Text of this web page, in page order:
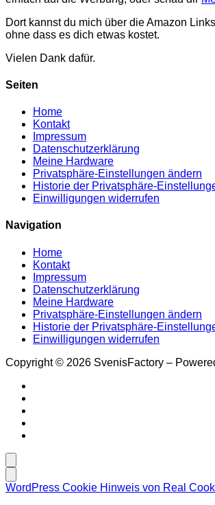
Dort kannst du mich über die Amazon
ohne dass es dich etwas kostet.
Vielen Dank dafür.
Seiten
Home
Kontakt
Impressum
Datenschutzerklärung
Meine Hardware
Privatsphäre-Einstellungen ändern
Historie der Privatsphäre-
Einwilligungen widerrufen
Navigation
Home
Kontakt
Impressum
Datenschutzerklärung
Meine Hardware
Privatsphäre-Einstellungen ändern
Historie der Privatsphäre-
Einwilligungen widerrufen
Copyright © 2026 SvenisFactory –
WordPress Cookie Hinweis von Real